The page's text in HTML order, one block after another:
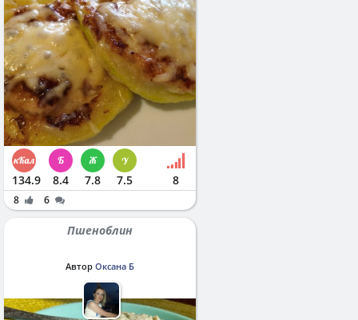
134.9 8.4 7.8 7.5 8
8 6
Пшеноблин
Автор Оксана Б